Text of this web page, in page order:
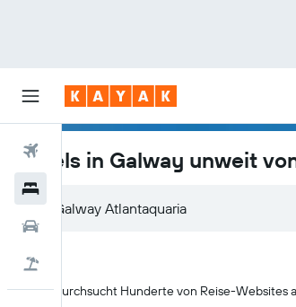
Flüge
Hotels in Galway unweit
KAYAK durchsucht Hunderte von Reise-Websites